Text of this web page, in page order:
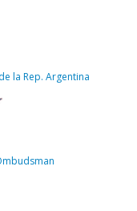
la Rep. Argentina